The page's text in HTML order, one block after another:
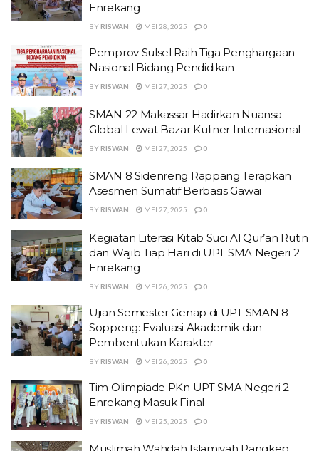
Enrekang
BY RISWAN MEI 28, 2025 0
Pemprov Sulsel Raih Tiga Penghargaan
Nasional Bidang Pendidikan
BY RISWAN MEI 27, 2025 0
SMAN 22 Makassar Hadirkan Nuansa
Global Lewat Bazar Kuliner Internasional
BY RISWAN MEI 27, 2025 0
SMAN 8 Sidenreng Rappang Terapkan
Asesmen Sumatif Berbasis Gawai
BY RISWAN MEI 27, 2025 0
Kegiatan Literasi Kitab Suci Al Qur’an Rutin
dan Wajib Tiap Hari di UPT SMA Negeri 2
Enrekang
BY RISWAN MEI 26, 2025 0
Ujian Semester Genap di UPT SMAN 8
Soppeng: Evaluasi Akademik dan
Pembentukan Karakter
BY RISWAN MEI 26, 2025 0
Tim Olimpiade PKn UPT SMA Negeri 2
Enrekang Masuk Final
BY RISWAN MEI 25, 2025 0